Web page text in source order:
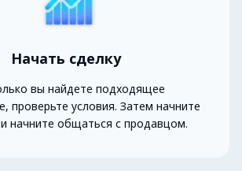
Начать сделку
вы найдете подходящее
проверьте условия. Затем начните
начните общаться с продавцом.